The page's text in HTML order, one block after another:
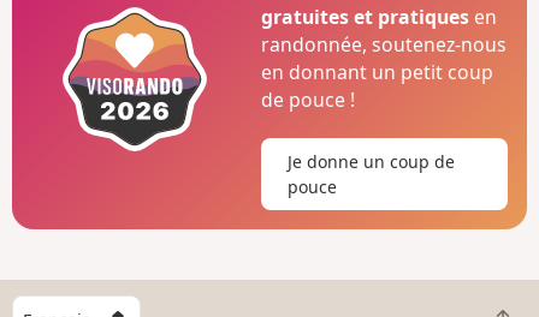
gratuites et pratiques en
randonnée, soutenez-nous
en donnant un petit coup
de pouce !
Je donne un coup de
pouce
C